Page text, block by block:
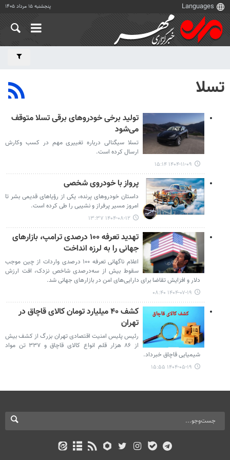
پنجشنبه ۱۵ مرداد ۱۴۰۵
تسلا
تولید برخی خودروهای برقی تسلا متوقف
می‌شود
تسلا سیگنالی درباره تغییری مهم در کسب وکارش
ارسال کرده است.
۱۴۰۴-۱۱-۰۹ ۱۵:۱۴
پرواز با خودروی شخصی
داستان خودروهای پرنده، یکی از رؤیاهای قدیمی بشر تا
امروز مسیر پرفراز و نشیبی را طی کرده است.
۱۴۰۴-۰۸-۱۲ ۱۳:۳۷
تهدید تعرفه ۱۰۰ درصدی ترامپ، بازارهای
جهانی را به لرزه انداخت
اعلام ناگهانی تعرفه ۱۰۰ درصدی واردات از چین موجب
سقوط بیش از سه‌درصدی شاخص نزدک، افت ارزش
دلار و افزایش تقاضا برای دارایی‌های امن در بازارهای جهانی شد.
۱۴۰۴-۰۷-۱۹ ۰۸:۴۰
کشف ۴۰ میلیارد تومان کالای قاچاق در
تهران
رئیس پلیس امنیت اقتصادی تهران بزرگ از کشف بیش
از ۸۶ هزار قلم انواع کالای قاچاق و ۳۳۷ تن مواد
شیمیایی قاچاق خبرداد.
۱۴۰۴-۰۵-۱۹ ۱۵:۵۵